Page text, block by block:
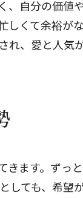
、自分の価値
しくて余裕が
、愛と人気
きます。ずっ
ても、希望